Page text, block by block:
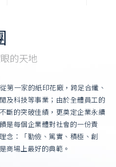
的天地
第一家的紙印花廠，跨足合纖、
及科技等事業；由於全體員工的
斷的突破佳績，更奠定企業永續
是每個企業體對社會的一份責
念：「勤儉、篤實、積極、創
商場上最好的典範。